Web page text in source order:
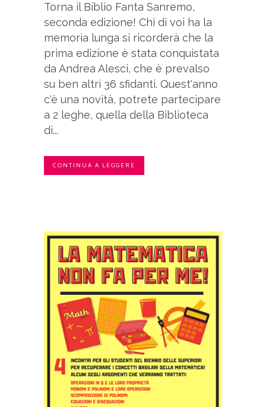
Torna il Biblio Fanta Sanremo,
seconda edizione! Chi di voi ha la
memoria lunga si ricorderà che la
prima edizione è stata conquistata
da Andrea Alesci, che è prevalso
su ben altri 36 sfidanti. Quest'anno
c'è una novità, potrete partecipare
a 2 leghe, quella della Biblioteca
di...
CONTINUA A LEGGERE